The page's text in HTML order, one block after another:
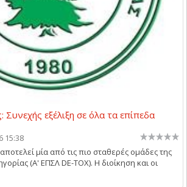
εξέλιξη σε όλα τα επίπεδα
15:38
μία από τις πιο σταθερές ομάδες της
(Α' ΕΠΣΛ DE-TOX). Η διοίκηση και οι